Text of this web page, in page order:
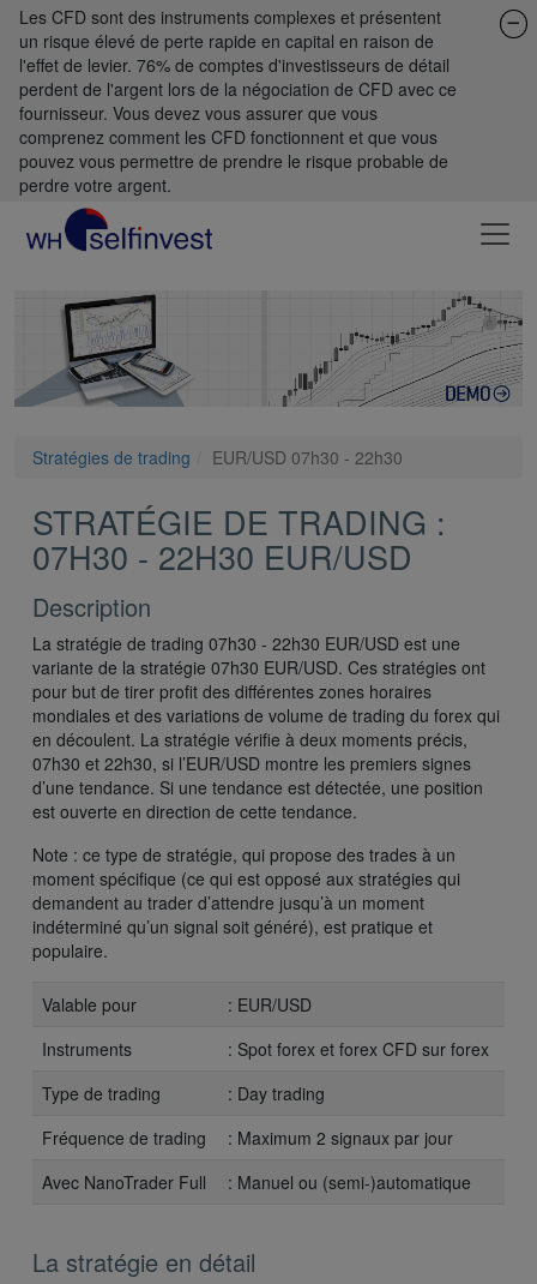
Les CFD sont des instruments complexes et présentent
un risque élevé de perte rapide en capital en raison de
l'effet de levier. 76% de comptes d'investisseurs de détail
perdent de l'argent lors de la négociation de CFD avec ce
fournisseur. Vous devez vous assurer que vous
comprenez comment les CFD fonctionnent et que vous
pouvez vous permettre de prendre le risque probable de
perdre votre argent.
Stratégies de trading EUR/USD 07h30 - 22h30
STRATÉGIE DE TRADING :
07H30 - 22H30 EUR/USD
Description
La stratégie de trading 07h30 - 22h30 EUR/USD est une
variante de la stratégie 07h30 EUR/USD. Ces stratégies ont
pour but de tirer profit des différentes zones horaires
mondiales et des variations de volume de trading du forex qui
en découlent. La stratégie vérifie à deux moments précis,
07h30 et 22h30, si l’EUR/USD montre les premiers signes
d’une tendance. Si une tendance est détectée, une position
est ouverte en direction de cette tendance.
Note : ce type de stratégie, qui propose des trades à un
moment spécifique (ce qui est opposé aux stratégies qui
demandent au trader d’attendre jusqu’à un moment
indéterminé qu’un signal soit généré), est pratique et
populaire.
Valable pour
: EUR/USD
Instruments
: Spot forex et forex CFD sur forex
Type de trading
: Day trading
Fréquence de trading
: Maximum 2 signaux par jour
Avec NanoTrader Full
: Manuel ou (semi-)automatique
La stratégie en détail